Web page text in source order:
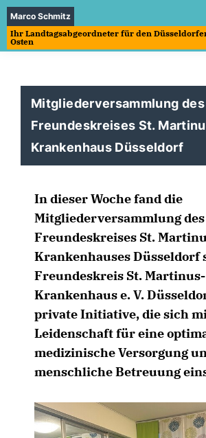
Marco Schmitz
Ihr Landtagsabgeordneter für den
Osten
Mitgliederversammlung des
Freundeskreises St.
Krankenhaus Düsseldorf
In dieser Woche fand die
Mitgliederversammlung des
Freundeskreises St.
Krankenhauses Düsseldorf
Freundeskreis St. Martinus-
Krankenhaus e. V.
private Initiative, die sich
Leidenschaft für eine
medizinische Versorgung
menschliche Betreuung